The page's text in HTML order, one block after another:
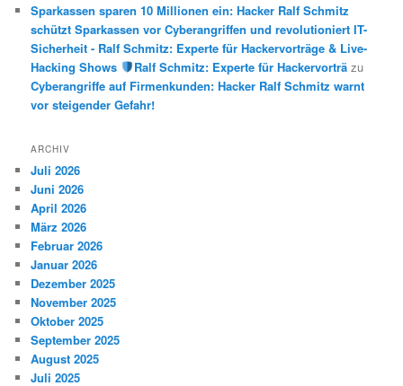
Sparkassen sparen 10 Millionen ein: Hacker Ralf Schmitz
schützt Sparkassen vor Cyberangriffen und revolutioniert IT-
Sicherheit - Ralf Schmitz: Experte für Hackervorträge & Live-
Hacking Shows
Ralf Schmitz: Experte für Hackervorträzu
Cyberangriffe auf Firmenkunden: Hacker Ralf Schmitz warnt
vor steigender Gefahr!
ARCHIV
Juli 2026
Juni 2026
April 2026
März 2026
Februar 2026
Januar 2026
Dezember 2025
November 2025
Oktober 2025
September 2025
August 2025
Juli 2025